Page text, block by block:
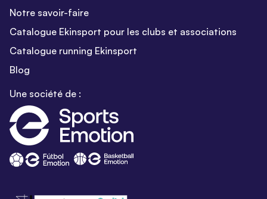
Notre savoir-faire
Catalogue Ekinsport pour les clubs et associations
Catalogue running Ekinsport
Blog
Une société de :